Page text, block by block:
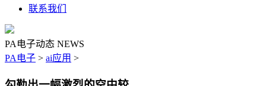
联系我们
PA电子动态 NEWS
PA电子 > ai应用 >